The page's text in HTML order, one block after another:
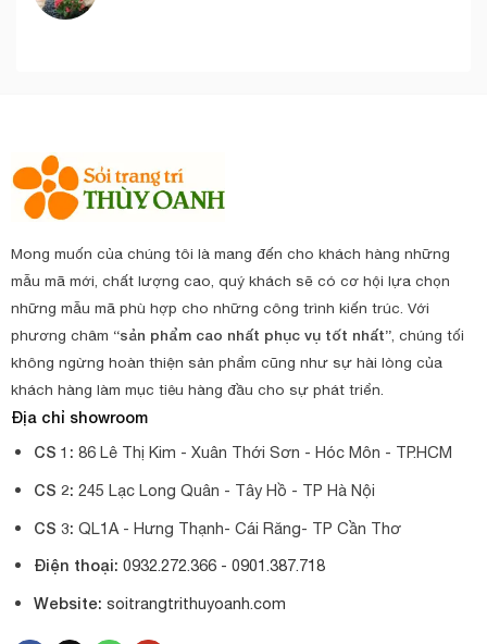
Mong muốn của chúng tôi là mang đến cho khách hàng những
mẫu mã mới, chất lượng cao, quý khách sẽ có cơ hội lựa chọn
những mẫu mã phù hợp cho những công trình kiến trúc. Với
phương châm “sản phẩm cao nhất phục vụ tốt nhất”, chúng tối
không ngừng hoàn thiện sản phẩm cũng như sự hài lòng của
khách hàng làm mục tiêu hàng đầu cho sự phát triển.
Địa chỉ showroom
CS 1: 86 Lê Thị Kim - Xuân Thới Sơn - Hóc Môn - TP.HCM
CS 2: 245 Lạc Long Quân - Tây Hồ - TP Hà Nội
CS 3: QL1A - Hưng Thạnh- Cái Răng- TP Cần Thơ
Điện thoại: 0932.272.366 - 0901.387.718
Website: soitrangtrithuyoanh.com